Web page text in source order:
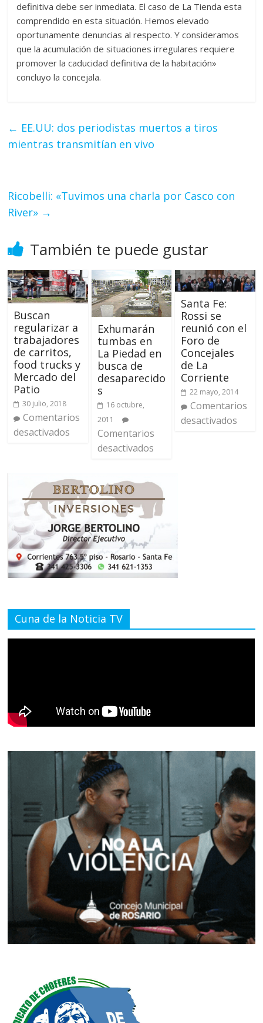
definitiva debe ser inmediata. El caso de La Tienda esta
comprendido en esta situación. Hemos elevado
oportunamente denuncias al respecto. Y consideramos
que la acumulación de situaciones irregulares requiere
promover la caducidad definitiva de la habitación»
concluyo la concejala.
← EE.UU: dos periodistas muertos a tiros
mientras transmitían en vivo
Ricobelli: «Tuvimos una charla por Casco con
River» →
También te puede gustar
Buscan
regularizar a
trabajadores
de carritos,
food trucks y
Mercado del
Patio
30 julio, 2018
Comentarios
desactivados
Exhumarán
tumbas en
La Piedad en
busca de
desaparecido
s
16 octubre,
2011
Comentarios
desactivados
Santa Fe:
Rossi se
reunió con el
Foro de
Concejales
de La
Corriente
22 mayo, 2014
Comentarios
desactivados
Cuna de la Noticia TV